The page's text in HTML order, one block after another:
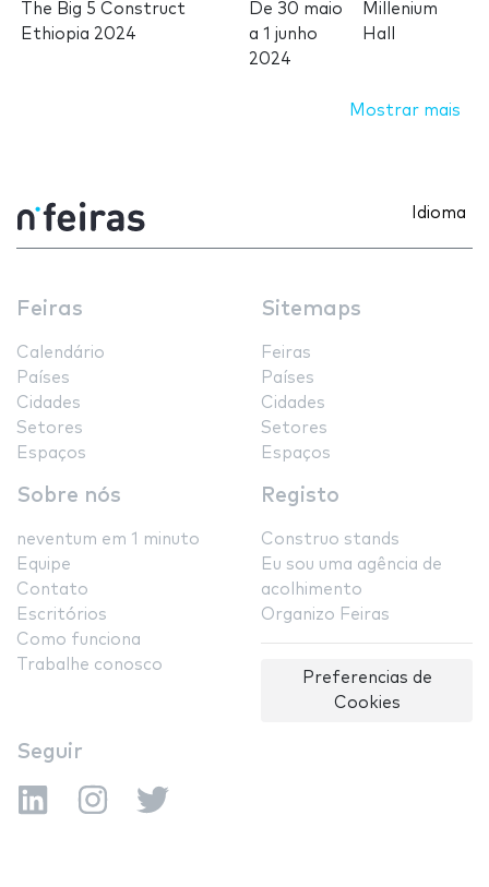
The Big 5 Construct
Ethiopia 2024
De 30 maio
a1 junho
2024
Millenium
Hall
Mostrar mais
Idioma
Feiras
Calendário
Países
Cidades
Setores
Espaços
Sitemaps
Feiras
Países
Cidades
Setores
Espaços
Sobre nós
neventum em 1 minuto
Equipe
Contato
Escritórios
Como funciona
Trabalhe conosco
Registo
Construo stands
Eu sou uma agência de
acolhimento
Organizo Feiras
Preferencias de
Cookies
Seguir